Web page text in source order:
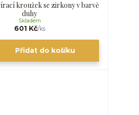
kroužek se zirkony v barvě
duhy
601 Kč/ks
Skladem
Přidat do košíku